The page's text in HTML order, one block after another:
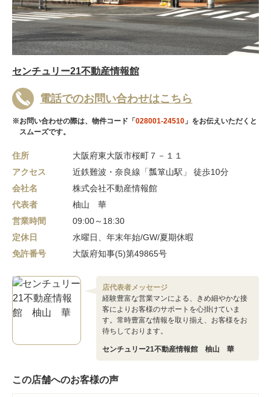
センチュリー21不動産情報館
電話でのお問い合わせはこちら
※お問い合わせの際は、物件コード「028001-24510 」をお伝えいただくと
スムーズです。
住所
大阪府東大阪市桜町７－１１
アクセス
近鉄難波・奈良線「瓢箪山駅」 徒歩10分
会社名
株式会社不動産情報館
代表者
柚山 華
営業時間
09:00～18:30
定休日
水曜日、年末年始/GW/夏期休暇
免許番号
大阪府知事(5)第49865号
店代表者メッセージ
経験豊富な営業マンによる、きめ細やかな接
客によりお客様のサポートを心掛けていま
す。常時豊富な情報を取り揃え、お客様をお
待ちしております。
センチュリー21不動産情報館 柚山 華
この店舗へのお客様の声